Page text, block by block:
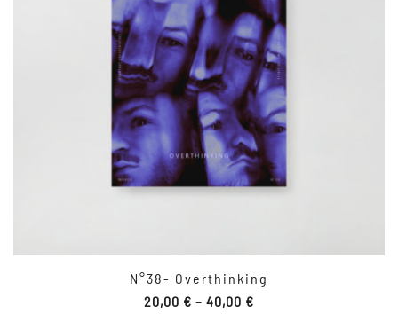
N°38- Overthinking
20,00 € – 40,00 €